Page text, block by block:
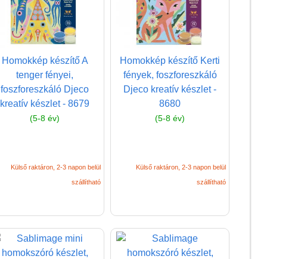
Homokkép készítő A
tenger fényei,
foszforeszkáló Djeco
kreatív készlet - 8679
(5-8 év)
Külső raktáron, 2-3 napon belül
szállítható
Homokkép készítő Kerti
fények, foszforeszkáló
Djeco kreatív készlet -
8680
(5-8 év)
Külső raktáron, 2-3 napon belül
szállítható
Kreatív játékok kicsiknek
Kreatív játékok
óvodásoknak
Kreatív játékok
lányoknak
Fiús kreatív játékok,
Fiús színező, fiús
kifestő
Fóliás képkészítő